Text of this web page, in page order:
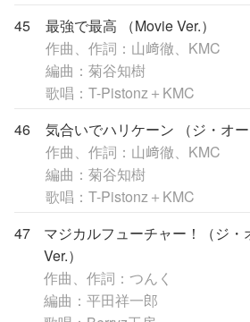
45
最強で最高 （Movie Ver.）
作曲、作詞：山﨑徹、KMC
編曲：菊谷知樹
歌唱：T-Pistonz＋KMC
46
気合いでハリケーン （ジ・オー
作曲、作詞：山﨑徹、KMC
編曲：菊谷知樹
歌唱：T-Pistonz＋KMC
47
マジカルフューチャー！（ジ
Ver.）
作曲、作詞：つんく
編曲：平田祥一郎